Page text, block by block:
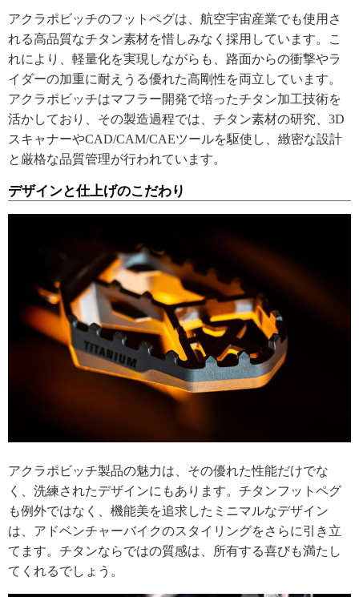
アクラポビッチのフットペグは、航空宇宙産業でも使用さ
れる高品質なチタン素材を惜しみなく採用しています。こ
れにより、軽量化を実現しながらも、路面からの衝撃やラ
イダーの加重に耐えうる優れた高剛性を両立しています。
アクラポビッチはマフラー開発で培ったチタン加工技術を
活かしており、その製造過程では、チタン素材の研究、3D
スキャナーやCAD/CAM/CAEツールを駆使し、緻密な設計
と厳格な品質管理が行われています。
デザインと仕上げのこだわり
アクラポビッチ製品の魅力は、その優れた性能だけでな
く、洗練されたデザインにもあります。チタンフットペグ
も例外ではなく、機能美を追求したミニマルなデザイン
は、アドベンチャーバイクのスタイリングをさらに引き立
てます。チタンならではの質感は、所有する喜びも満たし
てくれるでしょう。